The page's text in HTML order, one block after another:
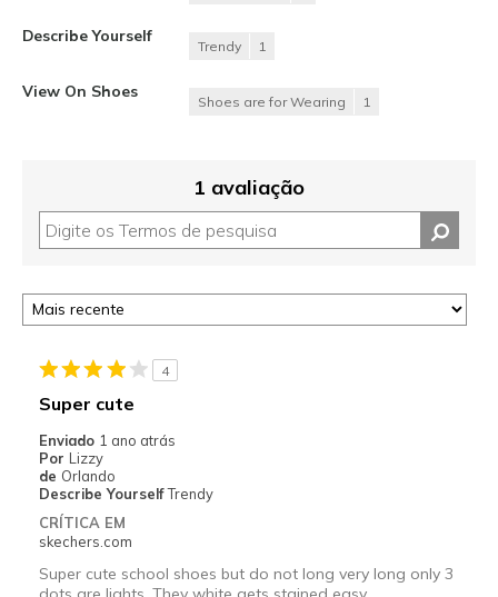
Describe Yourself
Trendy 1
View On Shoes
Shoes are for Wearing 1
1 avaliação
4
Super cute
Enviado 1 ano atrás
Por Lizzy
de Orlando
Describe YourselfTrendy
CRÍTICA EM
skechers.com
Super cute school shoes but do not long very long only 3